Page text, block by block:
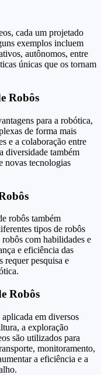
cada um projetado
exemplos incluem
autônomos, entre
únicas que os tornam
Robôs
para a robótica,
de forma mais
e a colaboração entre
diversidade também
novas tecnologias
robôs também
tipos de robôs
com habilidades e
e eficiência das
requer pesquisa e
Robôs
em diversos
a exploração
são utilizados para
monitoramento,
a eficiência e a